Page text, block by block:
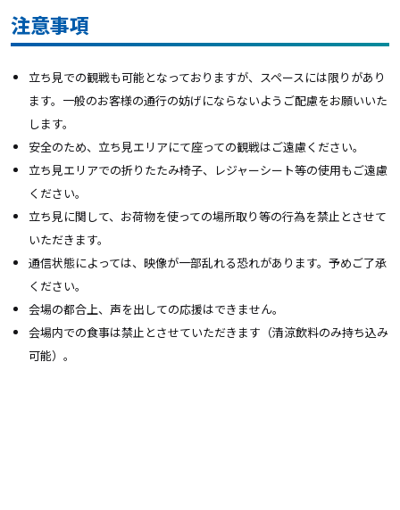
注意事項
立ち見での観戦も可能となっておりますが、スペースには限りがあり
ます。一般のお客様の通行の妨げにならないようご配慮をお願いいた
します。
安全のため、立ち見エリアにて座っての観戦はご遠慮ください。
立ち見エリアでの折りたたみ椅子、レジャーシート等の使用もご遠慮
ください。
立ち見に関して、お荷物を使っての場所取り等の行為を禁止とさせて
いただきます。
通信状態によっては、映像が一部乱れる恐れがあります。予めご了承
ください。
会場の都合上、声を出しての応援はできません。
会場内での食事は禁止とさせていただきます（清涼飲料のみ持ち込み
可能）。